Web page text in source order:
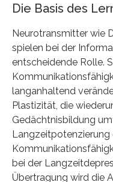
Die Basis des
Neurotransmitter wie
spielen bei der
entscheidende Rolle.
langanhaltend
Plastizität, die
Gedächtnisbildung
Langzeitpotenzierung
bei der
Übertragung wird die